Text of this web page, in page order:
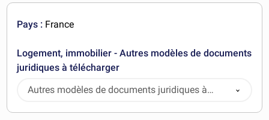
Pays : France
Logement, immobilier - Autres modèles de documents
juridiques à télécharger
Autres modèles de documents juridiques à
télécharger